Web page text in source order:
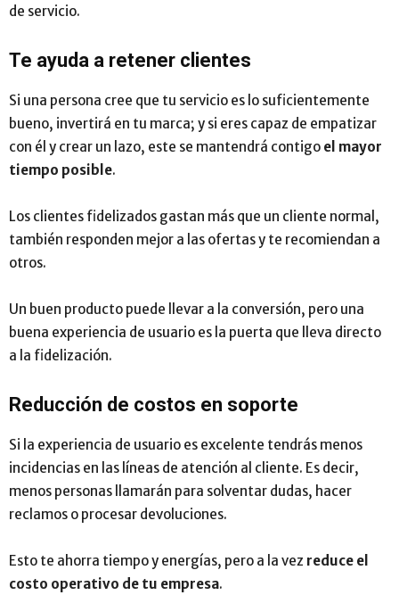
de servicio.
Te ayuda a retener clientes
Si una persona cree que tu servicio es lo suficientemente
bueno, invertirá en tu marca; y si eres capaz de empatizar
con él y crear un lazo, este se mantendrá contigo el mayor
tiempo posible.
Los clientes fidelizados gastan más que un cliente normal,
también responden mejor a las ofertas y te recomiendan a
otros.
Un buen producto puede llevar a la conversión, pero una
buena experiencia de usuario es la puerta que lleva directo
a la fidelización.
Reducción de costos en soporte
Si la experiencia de usuario es excelente tendrás menos
incidencias en las líneas de atención al cliente. Es decir,
menos personas llamarán para solventar dudas, hacer
reclamos o procesar devoluciones.
Esto te ahorra tiempo y energías, pero a la vez reduce el
costo operativo de tu empresa.